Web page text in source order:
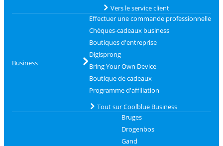
Vers le service client
Business
Effectuer une commande professionnelle
Chèques-cadeaux business
Boutiques d'entreprise
Digisprong
Bring Your Own Device
Boutique de cadeaux
Programme d'affiliation
Tout sur Coolblue Business
Bruges
Drogenbos
Gand